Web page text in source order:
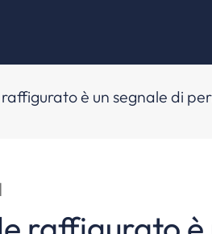
è un segnale di